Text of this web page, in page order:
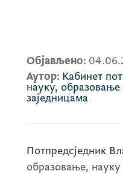
Објављено:
Аутор: Кабинет
науку, образовање
заједницама
Потпредсједник
образовање,